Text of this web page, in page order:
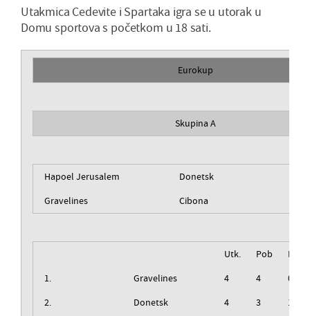
Utakmica Cedevite i Spartaka igra se u utorak u
Domu sportova s početkom u 18 sati.
Eurokup
Skupina A
Hapoel Jerusalem
Donetsk
Gravelines
Cibona
Utk. Pob
Izg
1.
Gravelines 4 4
0
2.
Donetsk 4 3 1